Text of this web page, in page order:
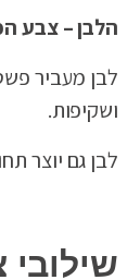
הלבן – צבע
לבן מעביר
ושקיפות.
לבן גם יוצר